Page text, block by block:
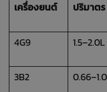
เครื่องยนต์ ปริมาตร
4G9 1.5–2.0L
3B2